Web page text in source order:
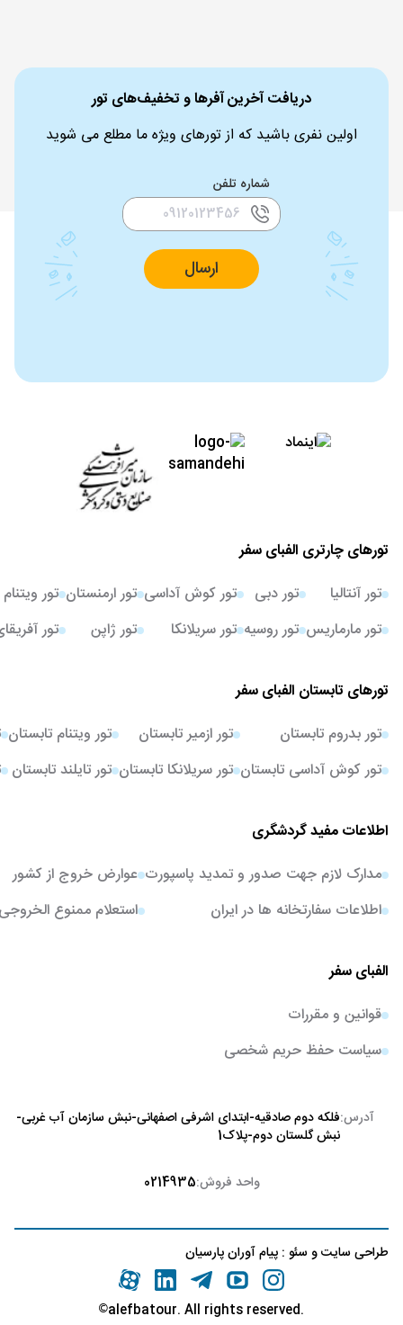
دریافت آخرین آفرها و تخفیف‌های تور
اولین نفری باشید که از تورهای ویژه ما مطلع می شوید
شماره تلفن
ارسال
تورهای چارتری الفبای سفر
تور آنتالیا
تور مارماریس
تور دبی
تور روسیه
تور کوش آداسی
تور سریلانکا
تور ارمنستان
تور ژاپن
تور ویتنام
تور
تورهای تابستان الفبای سفر
تور بدروم تابستان
تور کوش آداسی تابستان
تور ازمیر تابستان
تور سریلانکا تابستان
تور ویتنام تابستان
تور تایلند تابستان
اطلاعات مفید گردشگری
مدارک لازم جهت صدور و تمدید پاسپورت
اطلاعات سفارتخانه ها در ایران
عوارض خروج از کشور
استعلام ممنوع
الفبای سفر
قوانین و مقررات
سیاست حفظ حریم شخصی
آدرس:فلکه دوم صادقیه-ابتدای اشرفی اصفهانی-نبش سازمان آب غربی-
نبش گلستان دوم-پلاک1
واحد فروش:0214935
طراحی سایتوسئو : پیام آوران پارسیان
.alefbatour. All rights reserved
©